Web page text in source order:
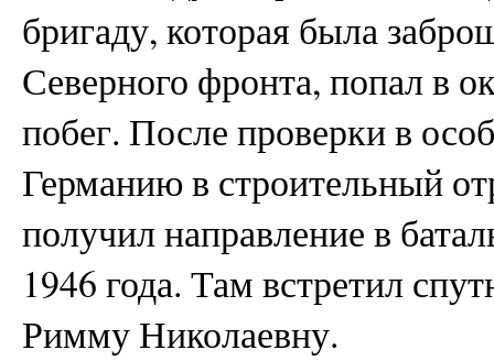
бригаду, которая была
Северного фронта, попал в
побег. После проверки в
Германию в строительный
получил направление в
1946 года. Там встретил
Римму Николаевну.